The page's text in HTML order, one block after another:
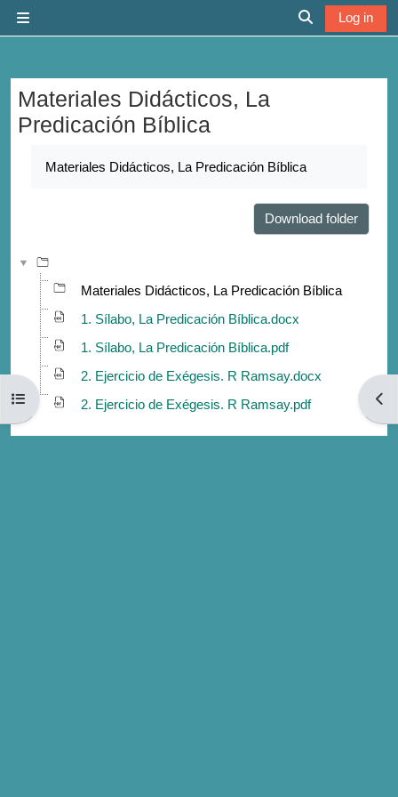
Toggle search
Log in
Open course index
Materiales Didácticos, La
Predicación Bíblica
Materiales Didácticos, La Predicación Bíblica
Download folder
Materiales Didácticos, La Predicación Bíblica
1. Sílabo, La Predicación Bíblica.docx
1. Sílabo, La Predicación Bíblica.pdf
2. Ejercicio de Exégesis. R Ramsay.docx
2. Ejercicio de Exégesis. R Ramsay.pdf